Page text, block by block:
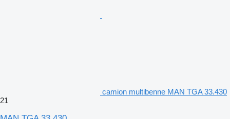
camion multibenne MAN TGA 33.430
21